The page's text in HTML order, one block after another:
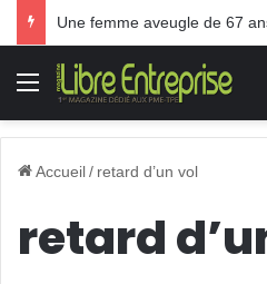
Menu
Accueil/ retard d’un vol
retard